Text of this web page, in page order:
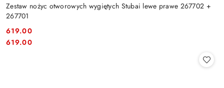
Zestaw nożyc otworowych wygiętych Stubai lewe prawe 267702 +
267701
Cena:
619.00
Cena:
619.00